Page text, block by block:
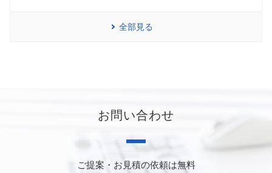
全部見る
お問い合わせ
ご提案・お見積の依頼は無料